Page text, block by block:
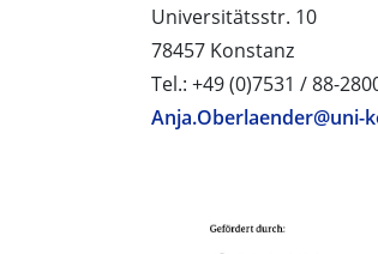
Universitätsstr. 10
78457 Konstanz
Tel.: +49 (0)7531 / 88-
Anja.Oberlaender@uni-